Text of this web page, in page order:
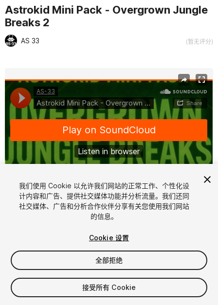
Astrokid Mini Pack - Overgrown Jungle
Breaks 2
AS 33 (暂无评分)
1/2
$15
增值税将在结算时计算
我们使用 Cookie 以允许我们网站的正常工作、个性化设
计内容和广告、提供社交媒体功能并分析流量。我们还同
社交媒体、广告和分析合作伙伴分享有关您使用我们网站
的信息。
Cookie 设置
全部拒绝
接受所有 Cookie